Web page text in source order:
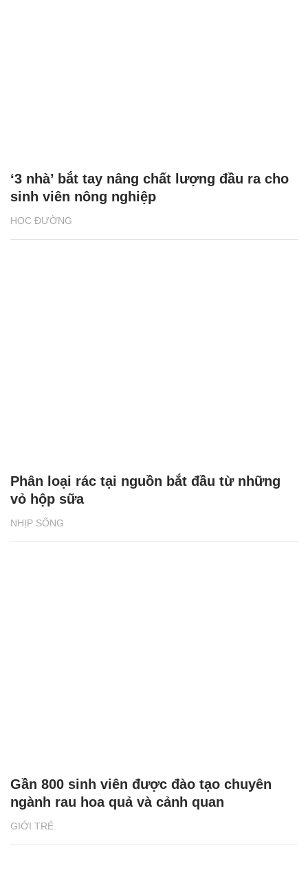
HỌC ĐƯỜNG
‘3 nhà’ bắt tay nâng chất lượng đầu ra cho
sinh viên nông nghiệp
NHỊP SỐNG
Phân loại rác tại nguồn bắt đầu từ những
vỏ hộp sữa
GIỚI TRẺ
Gần 800 sinh viên được đào tạo chuyên
ngành rau hoa quả và cảnh quan